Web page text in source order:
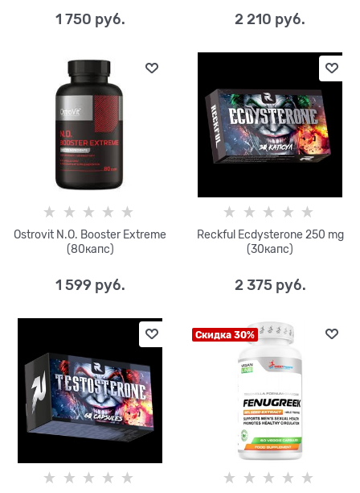
1 750 руб. 2 210 руб.
Ostrovit N.O. Booster Extreme
(80капc)
1 599 руб.
Reckful Ecdysterone 250 mg
(30капс)
2 375 руб.
Скидка 30%